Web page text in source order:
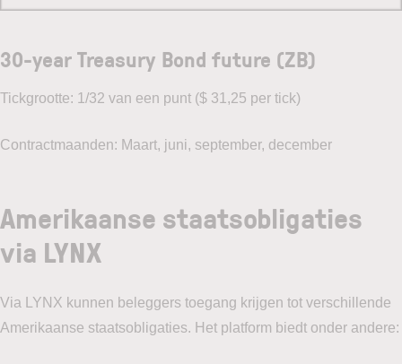
30-year Treasury Bond future (ZB)
Tickgrootte: 1/32 van een punt ($ 31,25 per tick)
Contractmaanden: Maart, juni, september, december
Amerikaanse staatsobligaties
via LYNX
Via LYNX kunnen beleggers toegang krijgen tot verschillende
Amerikaanse staatsobligaties. Het platform biedt onder andere: